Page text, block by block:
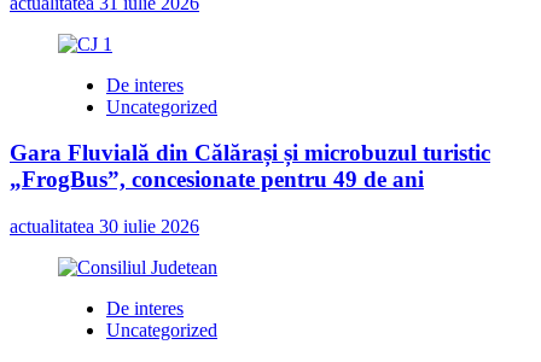
De interes
Uncategorized
Gara Fluvială din Călărași și microbuzul turistic
„FrogBus”, concesionate pentru 49 de ani
actualitatea 30 iulie 2026
De interes
Uncategorized